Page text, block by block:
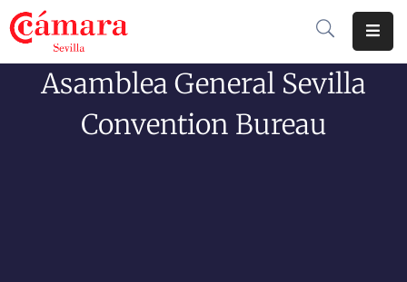
CámaraAsamblea General Sevilla
Convention Bureau